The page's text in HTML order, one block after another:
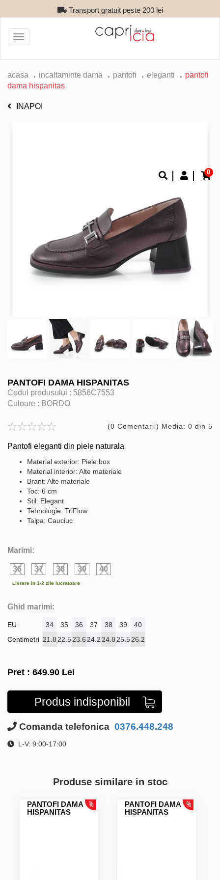
Transport gratuit peste 200 lei
0
Toggle
navigation
acasa incaltaminte dama pantofi eleganti
pantofi
dama hispanitas
INAPOI
PANTOFI DAMA HISPANITAS
Codul produsului : 5856C7553
Culoare : BORDO
(0 Comentarii) Media: 0 din 5
Pantofi eleganti din piele naturala
Material exterior: Piele box
Material interior: Alte materiale
Brant: Alte materiale
Toc: 6 cm
Stil: Elegant
Tehnologie: TriFlow
Talpa: Cauciuc
Marimi:
36 37 38 39 40
Livrare in 1-2 zile lucratoare
Ghid marimi:
EU
Centimetri
34 35 36 37 38 39
40
21.8 22.523.6 24.2 24.8 25.526.2
Pret : 649.90 Lei
Produs indisponibil
Comanda telefonica 0376.448.248
L-V: 9:00-17:00
Produse similare in stoc
PANTOFI DAMA
HISPANITAS
PANTOFI DAMA
HISPANITAS